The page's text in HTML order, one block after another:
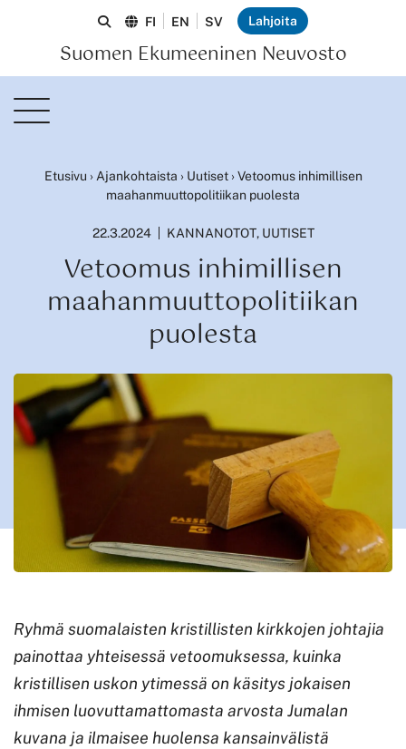
Suomen Ekumeeninen Neuvosto
FI EN SV Lahjoita
Etusivu › Ajankohtaista › Uutiset›Vetoomus inhimillisen
maahanmuuttopolitiikan puolesta
22.3.2024 KANNANOTOT, UUTISET
Vetoomus inhimillisen
maahanmuuttopolitiikan
puolesta
Ryhmä suomalaisten kristillisten kirkkojen johtajia
painottaa yhteisessä vetoomuksessa, kuinka
kristillisen uskon ytimessä on käsitys jokaisen
ihmisen luovuttamattomasta arvosta Jumalan
kuvana ja ilmaisee huolensa kansainvälistä